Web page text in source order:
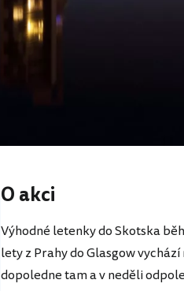
O akci
Výhodné letenky do Skotska
lety z Prahy do Glasgow
dopoledne tam a v neděli